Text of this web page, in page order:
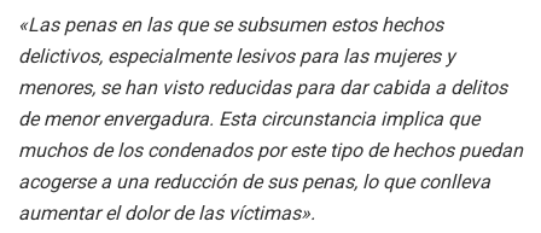
«Las penas en las que se subsumen estos hechos
delictivos, especialmente lesivos para las mujeres y
menores, se han visto reducidas para dar cabida a delitos
de menor envergadura. Esta circunstancia implica que
muchos de los condenados por este tipo de hechos puedan
acogerse a una reducción de sus penas, lo que conlleva
aumentar el dolor de las víctimas».